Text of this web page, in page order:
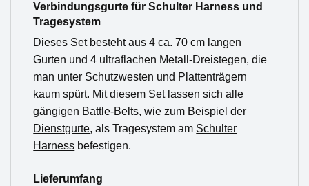
Verbindungsgurte für Schulter Harness und
Tragesystem
Dieses Set besteht aus 4 ca. 70 cm langen
Gurten und 4 ultraflachen Metall-Dreistegen, die
man unter Schutzwesten und Plattenträgern
kaum spürt. Mit diesem Set lassen sich alle
gängigen Battle-Belts, wie zum Beispiel der
Dienstgurte, als Tragesystem am Schulter
Harness befestigen.
Lieferumfang